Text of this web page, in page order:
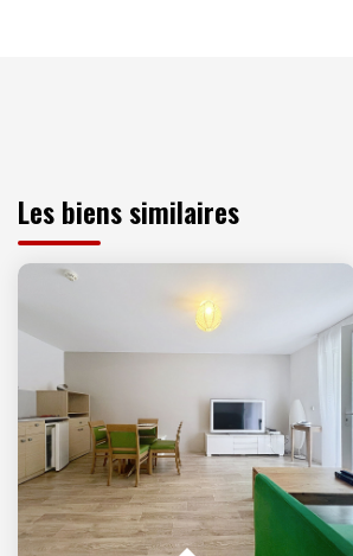
Les biens similaires